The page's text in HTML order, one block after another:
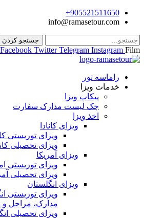
905521511650+
info@ramasetour.com
جستجو کردن
Facebook Twitter Telegram Instagram Film
راماسه تور
خدمات ویزا
پیکاپ ویزا
چک لیست مدارک سفارت
اخذ ویزا
ویزای کانادا
ویزای توریستی
ویزای تحصیلی
ویزای آمریکا
ویزای توریستی
ویزای تحصیلی
ویزای انگلستان
ویزای توریستی
مدارک، مراحل
ویزای تحصیلی